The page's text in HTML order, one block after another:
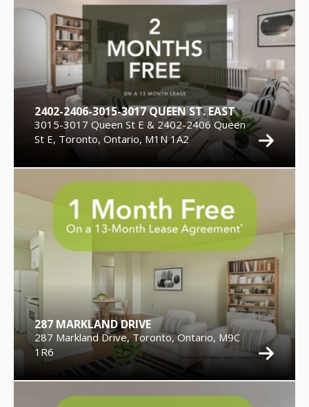
2402-2406-3015-3017 QUEEN ST. EAST
3015-3017 Queen St E & 2402-2406 Queen
St E, Toronto, Ontario, M1N 1A2
287 MARKLAND DRIVE
287 Markland Drive, Toronto, Ontario, M9C
1R6